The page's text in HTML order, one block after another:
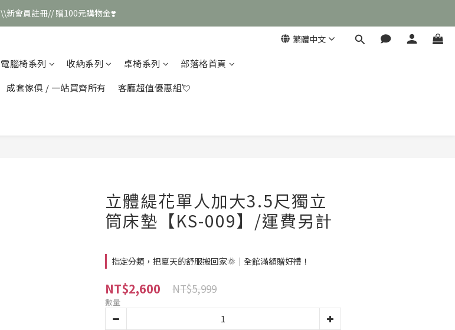
\\新會員註冊// 贈100元購物金❣️
\\新會員註冊// 贈100元購物金❣️
\\新會員註冊// 贈100元購物金❣️
繁體中文
電腦椅系列 收納系列 桌椅系列
部落格首頁
成套傢俱 / 一站買齊所有
客廳超值優惠組💘
立體緹花單人加大3.5尺獨立
筒床墊【KS-009】/運費另計
指定分類，把夏天的舒服搬回家🌞｜全館滿額贈好禮！
NT$2,600 NT$5,999
數量